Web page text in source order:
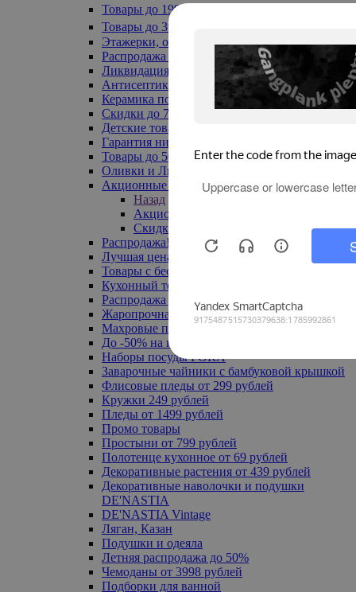
Товары до 199₽
Товары до 399₽
Этажерки, обувницы
Распродажа текстиля до -50%
Ликвидация до -70%
Антисептики
Керамика по 129 руб
Скидки до 70%
Детские товары
Гарантия низкой цены
Товары до 500 руб
Оливки и Лимоны
Акционные товары
Назад
Акционные товары
Скидка 20% по промокоду
Распродажа! Ульяновск до -70%
Лучшая цена
Товары с бесплатной доставкой
Кухонный текстиль
Распродажа до -50%
Жаропрочная посуда
Махровые полотенца
До -50% на ковры
Наборы посуды FORA
Заварочные чайники с бамбуковой крышкой
Флисовые пледы от 299 рублей
Кружки 249 рублей
Пледы от 1499 рублей
Промо товары
Простыни от 799 рублей
Полотенце кухонное от 69 рублей
Декоративные растения от 439 рублей
Декоративные наволочки и подушки
DE'NASTIA
DE'NASTIA Vintage
Ляган, Казан
Подушки и одеяла
Летняя распродажа до 50%
Чемоданы от 3998 рублей
Подборки для ванной